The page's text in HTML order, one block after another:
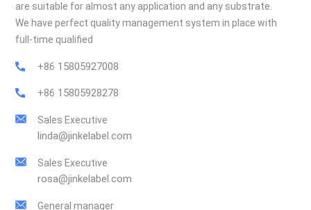
are suitable for almost any application and any substrate.
We have perfect quality management system in place with
full-time qualified
+86 15805927008
+86 15805928278
Sales Executive
linda@jinkelabel.com
Sales Executive
rosa@jinkelabel.com
General manager